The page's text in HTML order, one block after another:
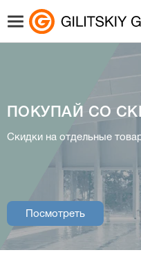
ПОКУПАЙ СО
Скидки на отдельные
Посмотреть
Интернет-
купальники, плавки и
Посмотреть